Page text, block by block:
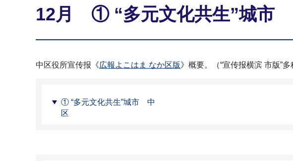
12月 ① “多元文化共生”城市
中区役所宣传报《広報よこはま なか区版》概要。（“宣传报横滨 市版”
① “多元文化共生”城市 中
区